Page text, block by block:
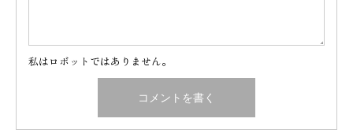
私はロボットではありません。